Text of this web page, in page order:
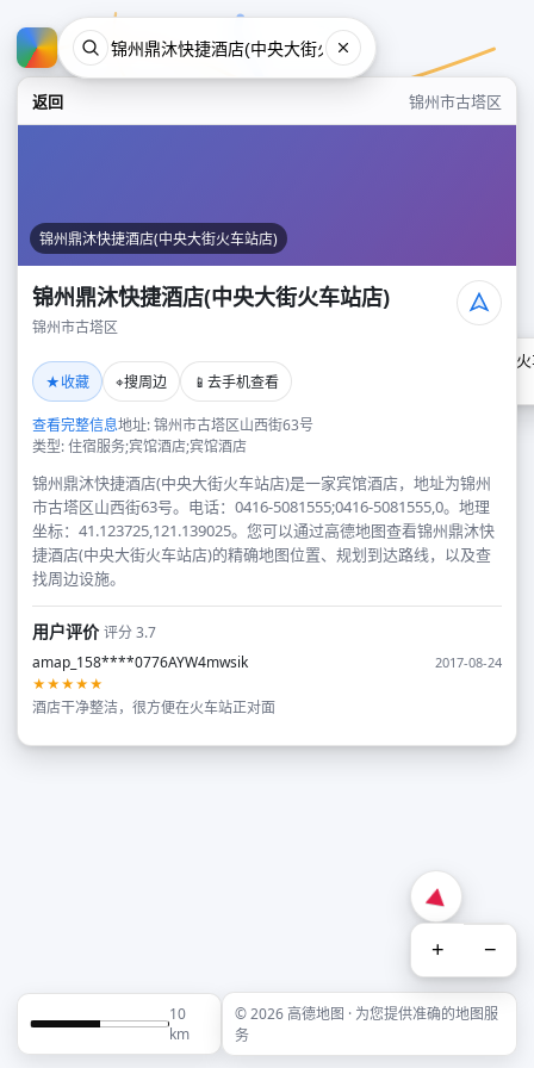
返回 锦州市古塔区
锦州鼎沐快捷酒店(中央大街火车站店)
锦州鼎沐快捷酒店(中央大街火车站店)
锦州市古塔区
★收藏 ⌖搜周边 📱 去手机查看
查看完整信息地址: 锦州市古塔区山西街63号
类型: 住宿服务;宾馆酒店;宾馆酒店
锦州鼎沐快捷酒店(中央大街火车站店)是一家宾馆酒店，地址为锦州
市古塔区山西街63号。电话：0416-5081555;0416-5081555,0。地理
坐标：41.123725,121.139025。您可以通过高德地图查看锦州鼎沐快
捷酒店(中央大街火车站店)的精确地图位置、规划到达路线，以及查
找周边设施。
用户评价评分 3.7
amap_158****0776AYW4mwsik
2017-08-24
★★★★★
酒店干净整洁，很方便在火车站正对面
锦州鼎沐快捷酒店(中央大街
+ −
10
km
© 2026 高德地图 · 为您提供准确的地图服
务